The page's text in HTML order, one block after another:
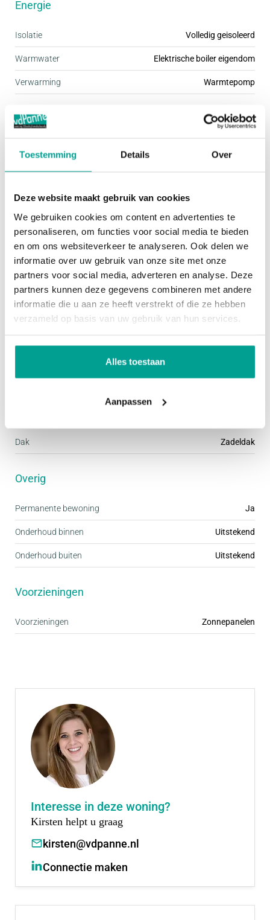
Toestemming Details Over
Deze website maakt gebruik van cookies
We gebruiken cookies om content en advertenties te
personaliseren, om functies voor social media te bieden
en om ons websiteverkeer te analyseren. Ook delen we
informatie over uw gebruik van onze site met onze
partners voor social media, adverteren en analyse. Deze
partners kunnen deze gegevens combineren met andere
informatie die u aan ze heeft verstrekt of die ze hebben
verzameld op basis van uw gebruik van hun services.
Alles toestaan
Aanpassen
een EPC van nul hebben (EPC=0); dat betekent dat
de woningen, onder meer door de aanwezige
zonnepanelen, zeer energiezuinig zijn. Alle
woningen worden “gasloos” gebouwd. Een
het warm water. U bent dus helemaal klaar voor de
Energie
Isolatie Volledig geisoleerd
Warmwater Elektrische boiler eigendom
Verwarming Warmtepomp
Buitenruimte
Hoofdtuin
Oppervlakte hoofdtuin
Ligging hoofdtuin Zuidwest
Bergruimte
Garage Geen garage
Schuur / Berging VRIJSTAAND_HOUT
Parkeergelegenheid
Voorzieningen Openbaar parkeren, Op eigen terrein
Dak Zadeldak
Overig
Permanente bewoning Ja
Onderhoud binnen Uitstekend
Onderhoud buiten Uitstekend
Voorzieningen
Voorzieningen Zonnepanelen
Interesse in deze woning?
Kirsten helpt u graag
kirsten@vdpanne.nl
Connectie maken